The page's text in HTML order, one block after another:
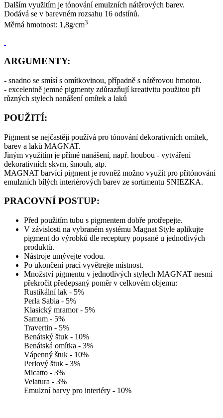
Dalším využitím je tónováníemulzních nátěrových barev.
Dodává se v barevném rozsahu 16 odstínů.
Měrná hmotnost: 1,8g/cm3
ARGUMENTY:
- snadno se smísí s omítkovinou, případně s nátěrovou hmotou.
- excelentně jemné pigmenty zdůrazňují kreativitu použitou při
různých stylech nanášení omítek a laků
POUŽITÍ:
Pigment se nejčastěji používá pro tónování dekorativních omítek,
barev a laků MAGNAT.
Jiným využitím je přímé nanášení, např. houbou - vytváření
dekorativních skvrn, šmouh, atp.
MAGNAT barvící pigment je rovněž možno využít pro přitónování
emulzních bílých interiérových barev ze sortimentu SNIEZKA.
PRACOVNÍ POSTUP:
Před použitím tubu s pigmentem dobře protřepejte.
V závislosti na vybraném systému Magnat Style aplikujte
pigment do výrobků dle receptury popsané u jednotlivých
produktů.
Nástroje umývejte vodou.
Po ukončení prací vyvětrejte místnost.
Množství pigmentu v jednotlivých stylech MAGNAT nesmí
překročit předepsaný poměr v celkovém objemu:
Rustikální lak - 5%
Perla Sabia - 5%
Klasický mramor - 5%
Samum - 5%
Travertin - 5%
Benátský štuk - 10%
Benátská omítka - 3%
Vápenný štuk - 10%
Perlový štuk - 3%
Micatto - 3%
Velatura - 3%
Emulzní barvy pro interiéry - 10%